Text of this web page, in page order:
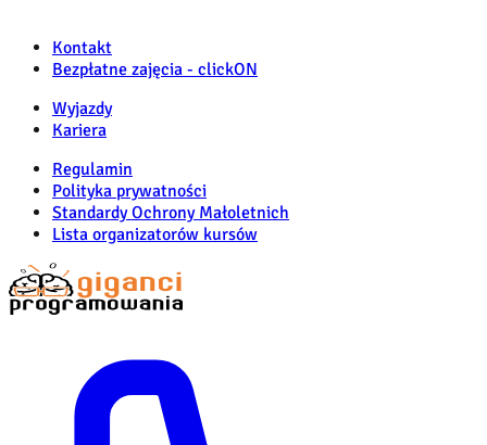
Kontakt
Bezpłatne zajęcia - clickON
Wyjazdy
Kariera
Regulamin
Polityka prywatności
Standardy Ochrony Małoletnich
Lista organizatorów kursów